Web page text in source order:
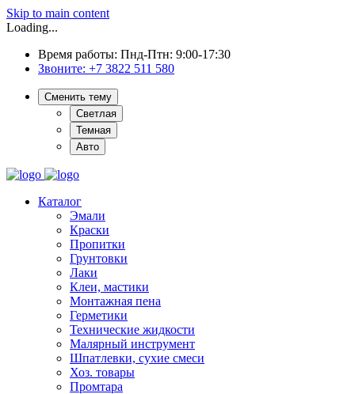
Skip to main content
Loading...
Время работы: Пнд-Птн: 9:00-17:30
Звоните: +7 3822 511 580
Сменить тему
Светлая
Темная
Авто
Каталог
Эмали
Краски
Пропитки
Грунтовки
Лаки
Клеи, мастики
Монтажная пена
Герметики
Технические жидкости
Малярный инструмент
Шпатлевки, сухие смеси
Хоз. товары
Промтара